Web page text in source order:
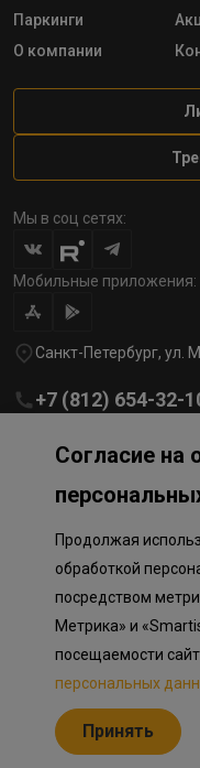
Паркинги
О компании
Мы в соц сетях:
Мобильные приложения:
Санкт-Петербург, ул.
+7 (812) 654-32-
Политика обработки
Информация о плановом
на строительство
Приложение к программе
Разработка сайта «Пикмедиа»
Информация,
ознакомительный характер,
Российской Федерации.
долевого строительства
характер и могут
Согласие на
Продолжая
обработкой
посредством
Метрика» и
посещаемости
персональных
Принять